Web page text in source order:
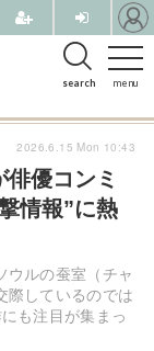
menu
search
俳優コンミ
情報”に熱
ウルの蚕室（チャ
際しているのでは
も注目が集まっ
2026.6.15 Mon 10:43